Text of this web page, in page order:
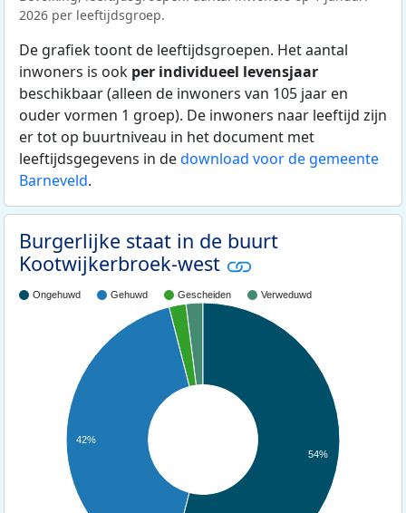
2026 per leeftijdsgroep.
De grafiek toont de leeftijdsgroepen. Het aantal
inwoners is ook per individueel levensjaar
beschikbaar (alleen de inwoners van 105 jaar en
ouder vormen 1 groep). De inwoners naar leeftijd zijn
er tot op buurtniveau in het document met
leeftijdsgegevens in dedownload voor de gemeente
Barneveld.
Burgerlijke staat in de buurt
Kootwijkerbroek-west
Ongehuwd Gehuwd Gescheiden Verweduwd
42%
54%